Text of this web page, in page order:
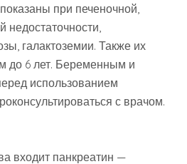
при печеночной,
недостаточности,
галактоземии. Также их
до 6 лет. Беременным и
использованием
с врачом.
входит панкреатин —